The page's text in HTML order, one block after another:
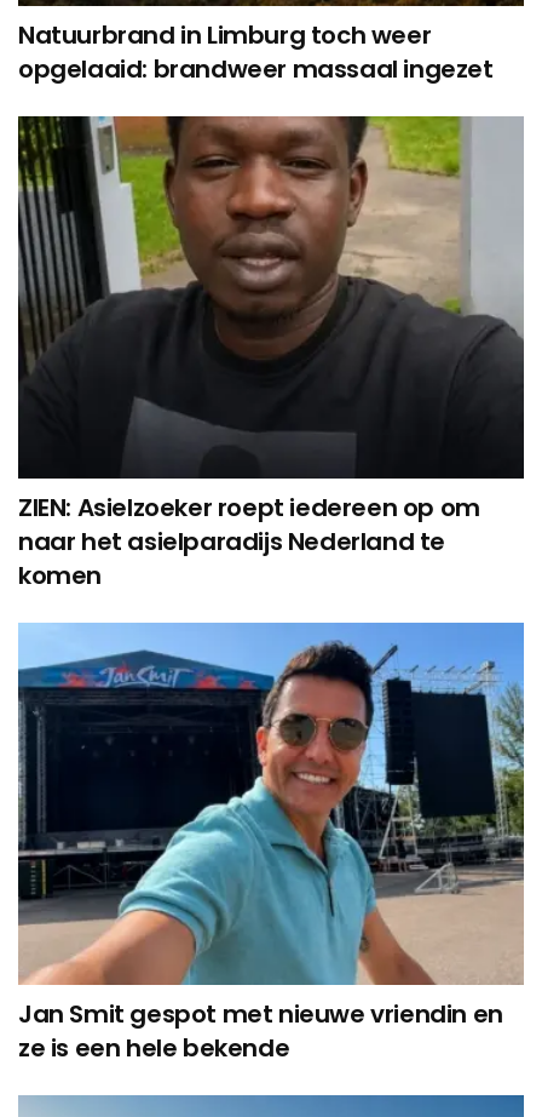
Natuurbrand in Limburg toch weer
opgelaaid: brandweer massaal ingezet
ZIEN: Asielzoeker roept iedereen op om
naar het asielparadijs Nederland te
komen
Jan Smit gespot met nieuwe vriendin en
ze is een hele bekende